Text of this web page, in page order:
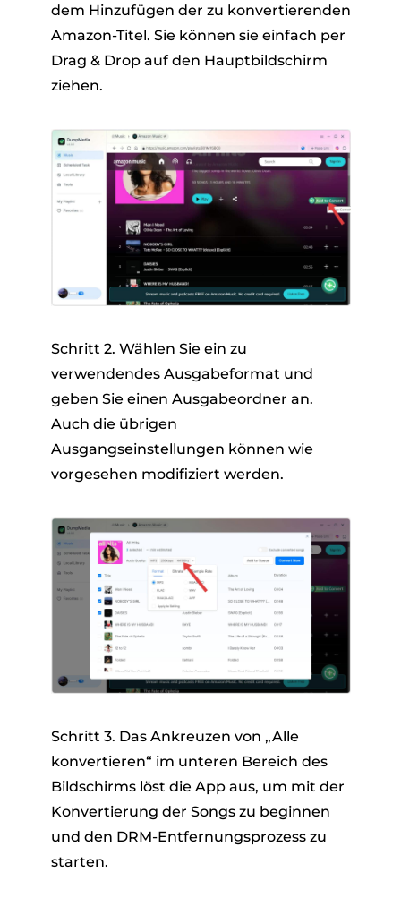
dem Hinzufügen der zu konvertierenden
Amazon-Titel. Sie können sie einfach per
Drag & Drop auf den Hauptbildschirm
ziehen.
Schritt 2. Wählen Sie ein zu
verwendendes Ausgabeformat und
geben Sie einen Ausgabeordner an.
Auch die übrigen
Ausgangseinstellungen können wie
vorgesehen modifiziert werden.
Schritt 3. Das Ankreuzen von „Alle
konvertieren“ im unteren Bereich des
Bildschirms löst die App aus, um mit der
Konvertierung der Songs zu beginnen
und den DRM-Entfernungsprozess zu
starten.